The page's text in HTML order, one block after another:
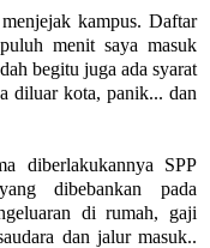
kampus. Daftar
menit saya masuk
begitu juga ada syarat
diluar kota, panik... dan
diberlakukannya SPP
dibebankan pada
di rumah, gaji
dan jalur masuk..